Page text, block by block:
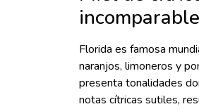
incomparable
Florida es famosa
naranjos, limoneros y
presenta tonalidades
notas cítricas sutiles,